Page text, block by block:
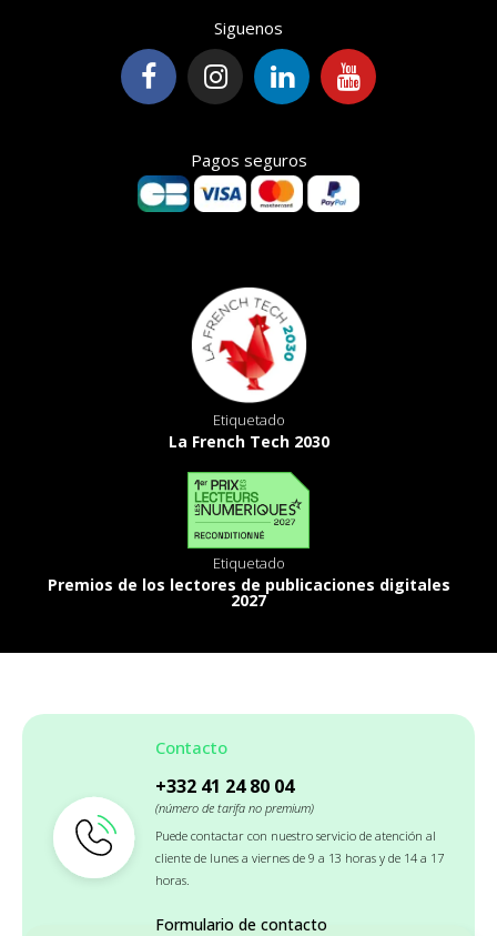
Siguenos
Pagos seguros
Etiquetado
La French Tech 2030
Etiquetado
Premios de los lectores de publicaciones digitales
2027
Contacto
+332 41 24 80 04
(número de tarifa no premium)
Puede contactar con nuestro servicio de atención al
cliente de lunes a viernes de 9 a 13 horas y de 14 a 17
horas.
Formulario de contacto